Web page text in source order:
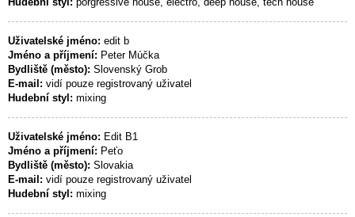
Uživatelské jméno: edit b
Jméno a příjmení: Peter Múčka
Bydliště (město): Slovenský Grob
E-mail: vidí pouze registrovaný uživatel
Hudební styl: mixing
Uživatelské jméno: Edit B1
Jméno a příjmení: Peťo
Bydliště (město): Slovakia
E-mail: vidí pouze registrovaný uživatel
Hudební styl: mixing